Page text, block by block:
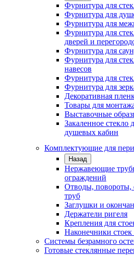
Фурнитура для
Фурнитура для
Фурнитура для
Фурнитура для
дверей и
Фурнитура для
Фурнитура для
навесов
Фурнитура для
Фурнитура для
Декоративная
Товары для
Выставочные
Закаленное стекло
душевых кабин
Комплектующие для
Назад
Нержавеющие
ограждений
Отводы, повороты,
труб
Заглушки и
Держатели ригеля
Крепления для
Наконечники
Системы безрамного
Готовые стеклянные